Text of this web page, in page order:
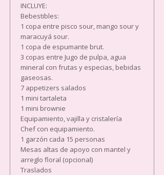
INCLUYE:
Bebestibles:
1 copa entre pisco sour, mango sour y
maracuyá sour.
1 copa de espumante brut.
3 copas entre Jugo de pulpa, agua
mineral con frutas y especias, bebidas
gaseosas.
7 appetizers salados
1 mini tartaleta
1 mini brownie
Equipamiento, vajilla y cristalería
Chef con equipamiento.
1 garzón cada 15 personas
Mesas altas de apoyo con mantel y
arreglo floral (opcional)
Traslados